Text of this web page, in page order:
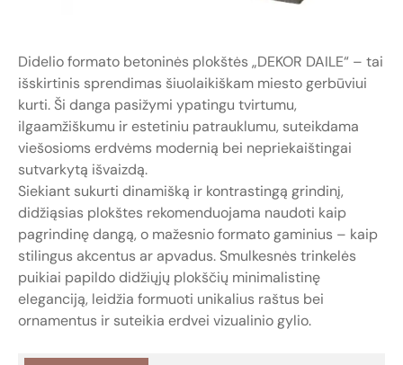
Didelio formato betoninės plokštės „DEKOR DAILE“ – tai
išskirtinis sprendimas šiuolaikiškam miesto gerbūviui
kurti. Ši danga pasižymi ypatingu tvirtumu,
ilgaamžiškumu ir estetiniu patrauklumu, suteikdama
viešosioms erdvėms modernią bei nepriekaištingai
sutvarkytą išvaizdą.
Siekiant sukurti dinamišką ir kontrastingą grindinį,
didžiąsias plokštes rekomenduojama naudoti kaip
pagrindinę dangą, o mažesnio formato gaminius – kaip
stilingus akcentus ar apvadus. Smulkesnės trinkelės
puikiai papildo didžiųjų plokščių minimalistinę
eleganciją, leidžia formuoti unikalius raštus bei
ornamentus ir suteikia erdvei vizualinio gylio.